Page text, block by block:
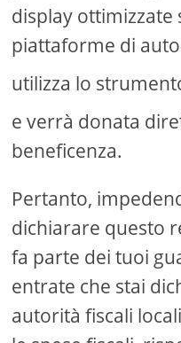
display ottimizzate
piattaforme di
utilizza lo
e verrà donata
beneficenza.
Pertanto,
dichiarare questo
fa parte dei tuoi
entrate che stai
autorità fiscali